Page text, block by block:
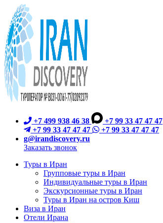
+7 499 938 46 38
+7 99 33 47 47 47
+7 99 33 47 47 47
+7 99 33 47 47 47
g@irandiscovery.ru
Заказать звонок
Туры в Иран
Групповые туры в Иран
Индивидуальные туры в Иран
Экскурсионные туры в Иран
Туры в Иран на остров Киш
Виза в Иран
Отели Ирана